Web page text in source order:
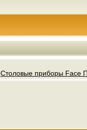
Столовые приборы Face